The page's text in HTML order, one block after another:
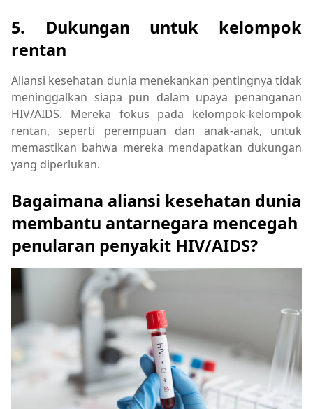
5. Dukungan untuk kelompok
rentan
Aliansi kesehatan dunia menekankan pentingnya tidak
meninggalkan siapa pun dalam upaya penanganan
HIV/AIDS. Mereka fokus pada kelompok-kelompok
rentan, seperti perempuan dan anak-anak, untuk
memastikan bahwa mereka mendapatkan dukungan
yang diperlukan.
Bagaimana aliansi kesehatan dunia
membantu antarnegara mencegah
penularan penyakit HIV/AIDS?